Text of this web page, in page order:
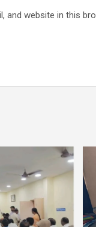
and website in this